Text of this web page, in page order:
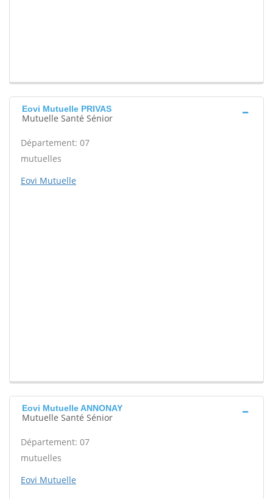
Eovi Mutuelle PRIVAS
Mutuelle Santé Sénior
Département: 07
mutuelles
Eovi Mutuelle
Eovi Mutuelle ANNONAY
Mutuelle Santé Sénior
Département: 07
mutuelles
Eovi Mutuelle